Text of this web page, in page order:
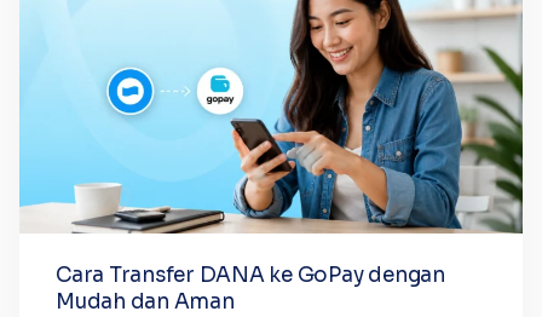
Cara Transfer DANA ke GoPay dengan
Mudah dan Aman